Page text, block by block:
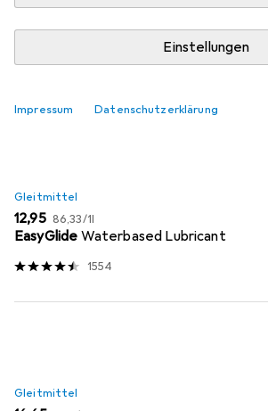
Einstellungen
Impressum Datenschutzerklärung
Beliebt Gleitmittel Toy Cleaner
Produktliste
Gleitmittel
EUR
12,95 EUR
86,33/1l
EasyGlide Waterbased Lubricant
1554
Gleitmittel